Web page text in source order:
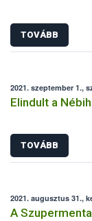
TOVÁBB
2021. szeptember 1.,
Elindult a
TOVÁBB
2021. augusztus 31.,
A